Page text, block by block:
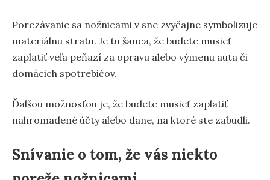
Porezávanie sa nožnicami v sne zvyčajne symbolizuje
materiálnu stratu. Je tu šanca, že budete musieť
zaplatiť veľa peňazí za opravu alebo výmenu auta či
domácich spotrebičov.
Ďalšou možnosťou je, že budete musieť zaplatiť
nahromadené účty alebo dane, na ktoré ste zabudli.
Snívanie o tom, že vás niekto